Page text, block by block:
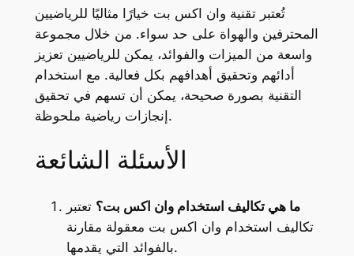
تُعتبر تقنية وان اكس بت خيارًا مثاليًا للرياضيين
المحترفين والهواة على حد سواء. من خلال مجموعة
واسعة من الميزات والفوائد، يمكن للرياضيين تعزيز
أدائهم وتحقيق أهدافهم بكل فعالية. مع استخدام
التقنية بصورة صحيحة، يمكن أن تسهم في تحقيق
إنجازات رياضية ملحوظة.
الأسئلة الشائعة
ما هي تكاليف استخدام وان اكس بت؟ تعتبر
تكاليف استخدام وان اكس بت معقولة مقارنة
بالفوائد التي يقدمها.